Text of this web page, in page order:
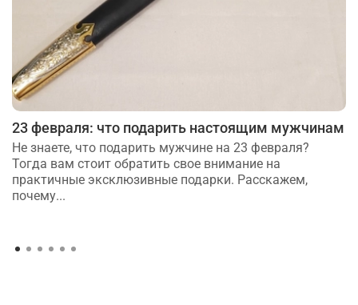
23 февраля: что подарить настоящим мужчинам
Не знаете, что подарить мужчине на 23 февраля?
Тогда вам стоит обратить свое внимание на
практичные эксклюзивные подарки. Расскажем,
почему...